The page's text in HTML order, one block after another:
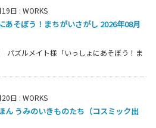
日 : WORKS
あそぼう！まちがいさがし 2026年08月
ズルメイト様「いっしょにあそぼう！ま
日 : WORKS
ん うみのいきものたち（コスミック出